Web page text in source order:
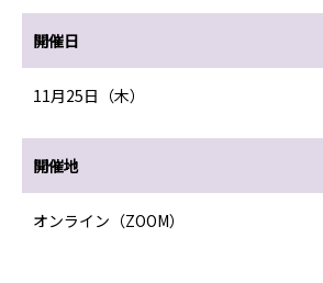
開催日
11月25日（木）
開催地
オンライン（ZOOM）